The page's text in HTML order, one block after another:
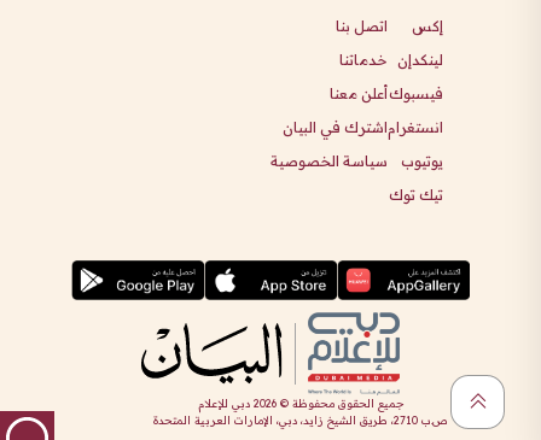
إكس
لينكدإن
فيسبوك
انستغرام
يوتيوب
تيك توك
اتصل بنا
خدماتنا
أعلن معنا
اشترك في البيان
سياسة الخصوصية
جميع الحقوق محفوظة ©2026 دبي للإعلام
ص.ب 2710، طريق الشيخ زايد، دبي، الإمارات العربية المتحدة